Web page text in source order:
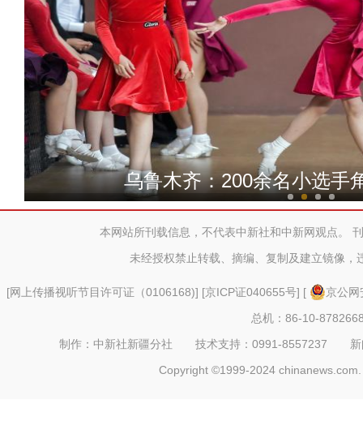
“中国新疆的历史与未来”
乌鲁木齐：200余名小选手
本网站所刊载信息，不代表中新社和中新网观点。
未经授权禁止转载、摘编、复制及建立镜像，
[网上传播视听节目许可证（0106168)] [京ICP证040655号] [
京公
总机：86-10-
制作：中新社新疆分社 技术支持：0991-8557237
Copyright ©1999-2024